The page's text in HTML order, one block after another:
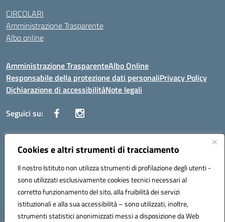
Cookies e altri strumenti di tracciamento
Il nostro Istituto non utilizza strumenti di profilazione degli utenti -
sono utilizzati esclusivamente cookies tecnici necessari al
corretto funzionamento del sito, alla fruibilità dei servizi
istituzionali e alla sua accessibilità – sono utilizzati, inoltre,
strumenti statistici anonimizzati messi a disposizione da Web
CIRCOLARI
Amministrazione Trasparente
Albo online
Amministrazione TrasparenteAlbo Online
Responsabile della protezione dati personaliPrivacy Policy
Dichiarazione di accessibilitàNote legali
Seguici su:
Indirizzo:Corso Vittorio Emanuele, 27 90133 - Palermo
Posta elettronica certificata (PEC):pais03600r@pec.istruzione.it
Codice fiscale: 97308550827
Codice meccanografico: PAIS03600R